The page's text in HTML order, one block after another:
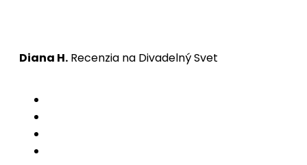
Diana H. Recenzia na Divadelný Svet